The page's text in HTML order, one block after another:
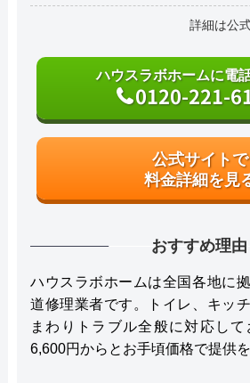
詳細は公
ハウスラボホームに電
0120-221-
公式サイトで
料金詳細を見
おすすめ理由
ハウスラボホームは全国各地に
道修理業者です。トイレ、キッ
まわりトラブル全般に対応し
6,600円からとお手頃価格で提供を